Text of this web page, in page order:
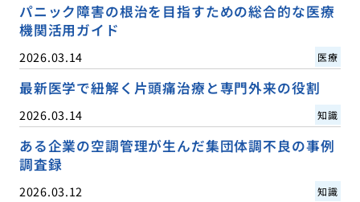
パニック障害の根治を目指すための総合的な医療
機関活用ガイド
2026.03.14 医療
最新医学で紐解く片頭痛治療と専門外来の役割
2026.03.14 知識
ある企業の空調管理が生んだ集団体調不良の事例
調査録
2026.03.12 知識